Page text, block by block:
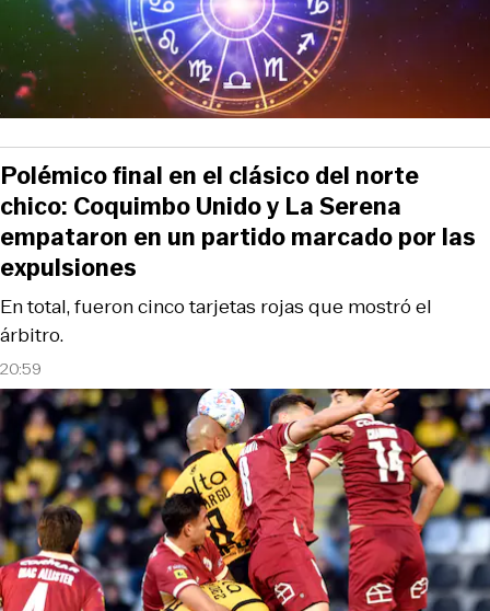
20:59
En total, fueron cinco tarjetas rojas que mostró el
árbitro.
Polémico final en el clásico del norte
chico: Coquimbo Unido y La Serena
empataron en un partido marcado por las
expulsiones